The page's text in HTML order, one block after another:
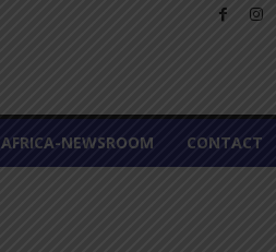
AFRICA-NEWSROOM CONTACT